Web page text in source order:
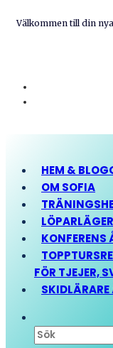
Välkommen till din
HEM &
OM SOFIA
KONFERENS
FÖR TJEJER,